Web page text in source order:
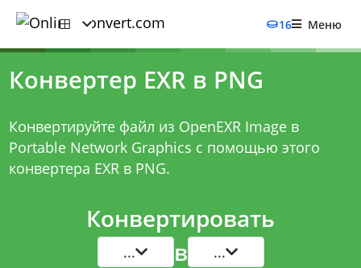
16 Меню
Конвертер EXR в PNG
Конвертируйте файл из OpenEXR Image в
Portable Network Graphics с помощью этого
конвертера EXR в PNG.
Конвертировать
... в ...